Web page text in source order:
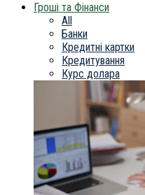
Гроші та Фінанси
All
Банки
Кредитні картки
Кредитування
Курс долара